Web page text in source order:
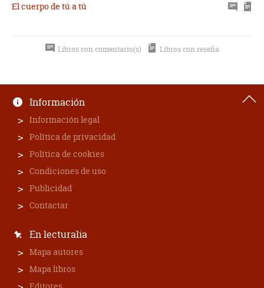
El cuerpo de tú a tú
Libros con comentario(s) Libros con reseña
Información
Información legal
Política de privacidad
Política de cookies
Condiciones de uso
Publicidad
Contactar
En lecturalia
Mapa autores
Mapa libros